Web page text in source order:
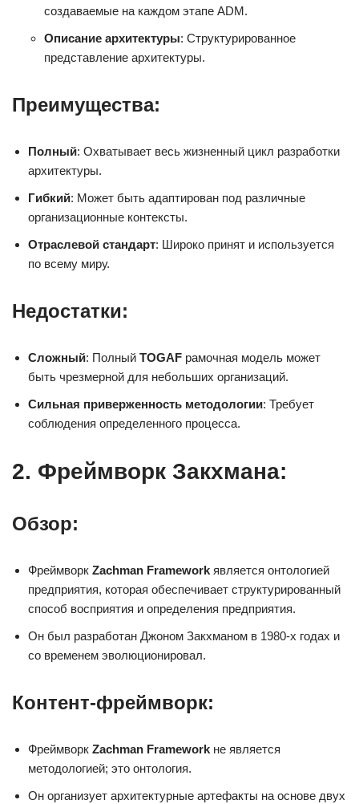
создаваемые на каждом этапе ADM.
Описание архитектуры: Структурированное
представление архитектуры.
Преимущества:
Полный: Охватывает весь жизненный цикл разработки
архитектуры.
Гибкий: Может быть адаптирован под различные
организационные контексты.
Отраслевой стандарт: Широко принят и используется
по всему миру.
Недостатки:
Сложный: Полный TOGAF рамочная модель может
быть чрезмерной для небольших организаций.
Сильная приверженность методологии: Требует
соблюдения определенного процесса.
2. Фреймворк Закхмана:
Обзор:
Фреймворк Zachman Framework является онтологией
предприятия, которая обеспечивает структурированный
способ восприятия и определения предприятия.
Он был разработан Джоном Закхманом в 1980-х годах и
со временем эволюционировал.
Контент-фреймворк:
Фреймворк Zachman Framework не является
методологией; это онтология.
Он организует архитектурные артефакты на основе двух